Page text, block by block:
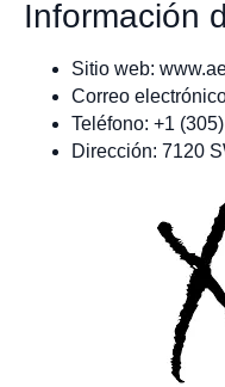
Información
Sitio web:
Correo
Teléfono: +1
Dirección: 7120